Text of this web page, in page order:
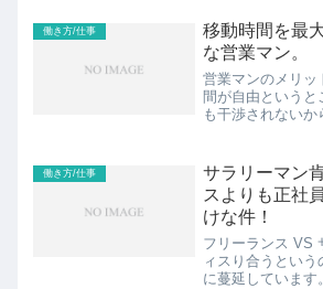
に、評価される人
訳ない。 そんな
働き方/仕事
移動時間を最
な営業マン。
営業マンのメリッ
間が自由というと
も干渉されない
移動時間に何をす
伝えします。見出
働き方/仕事
サラリーマン
スよりも正社
けな件！
フリーランス VS
ィスり合うという
に蔓延しています